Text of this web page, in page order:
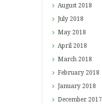
August 2018
July 2018
May 2018
April 2018
March 2018
February 2018
January 2018
December 2017